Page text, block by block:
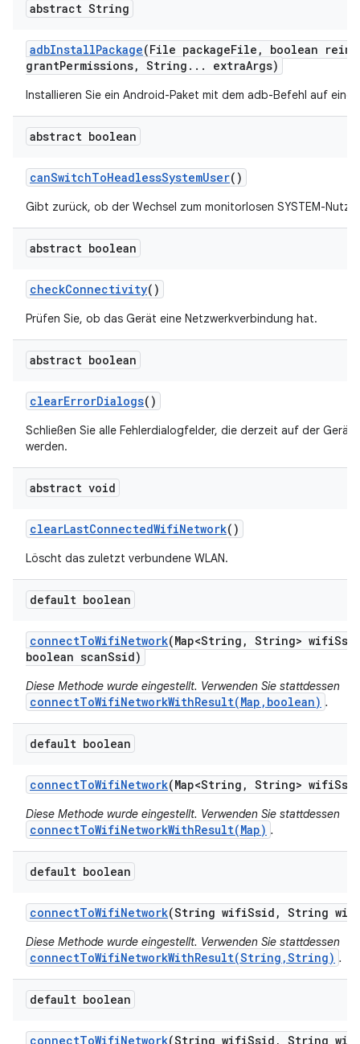
abstract String
adbInstallPackage(File packageFile ,
boolean
grantPermissions, String . . . extraArgs)
Installieren Sie ein Android-Paket mit dem adb-Befehl auf
abstract boolean
canSwitchToHeadlessSystemUser()
Gibt zurück, ob der Wechsel zum monitorlosen SYSTEM-
abstract boolean
checkConnectivity()
Prüfen Sie, ob das Gerät eine Netzwerkverbindung hat.
abstract boolean
clearErrorDialogs()
Schließen Sie alle Fehlerdialogfelder, die derzeit auf der
werden.
abstract void
clearLastConnectedWifiNetwork()
Löscht das zuletzt verbundene WLAN.
default boolean
connectToWifiNetwork(Map<String , String> wifi
boolean scanSsid)
Diese Methode wurde eingestellt. Verwenden Sie stattdessen
connectToWifiNetworkWithResult(Map,boolean) .
default boolean
connectToWifiNetwork(Map<String , String> wifi
Diese Methode wurde eingestellt. Verwenden Sie stattdessen
connectToWifiNetworkWithResult(Map) .
default boolean
connectToWifiNetwork(String wifiSsid , String wifi
Diese Methode wurde eingestellt. Verwenden Sie stattdessen
connectToWifiNetworkWithResult(String,String) .
default boolean
connectToWifiNetwork(String wifiSsid , String wifi